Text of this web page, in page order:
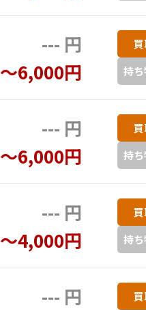
--- 円
～6,000円
持
--- 円
～6,000円
持
--- 円
～4,000円
持
--- 円